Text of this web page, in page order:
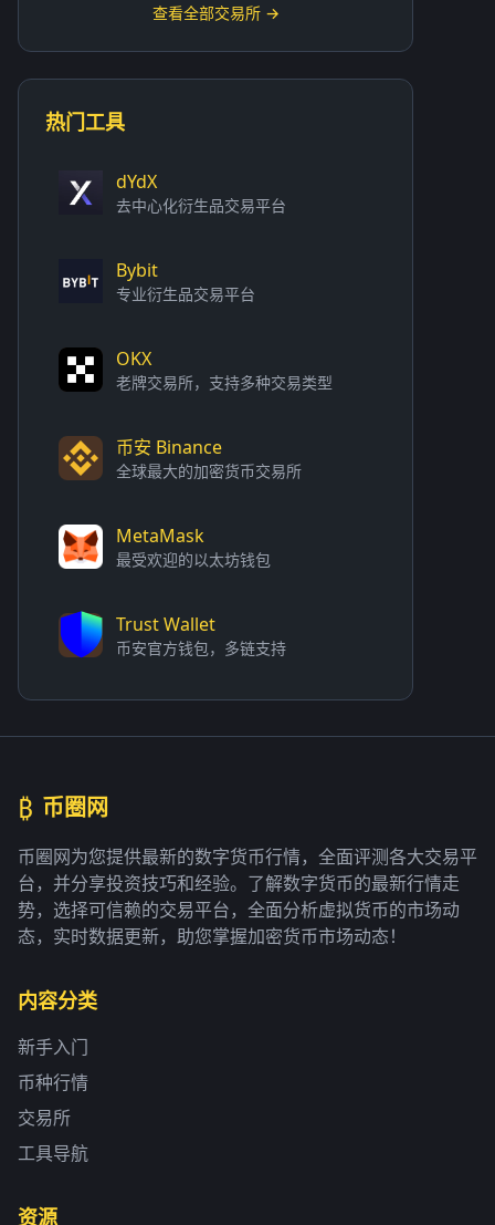
查看全部交易所 →
热门工具
dYdX
去中心化衍生品交易平台
Bybit
专业衍生品交易平台
OKX
老牌交易所，支持多种交易类型
币安 Binance
全球最大的加密货币交易所
MetaMask
最受欢迎的以太坊钱包
Trust Wallet
币安官方钱包，多链支持
₿ 币圈网
币圈网为您提供最新的数字货币行情，全面评测各大交易平
台，并分享投资技巧和经验。了解数字货币的最新行情走
势，选择可信赖的交易平台，全面分析虚拟货币的市场动
态，实时数据更新，助您掌握加密货币市场动态！
内容分类
新手入门
币种行情
交易所
工具导航
资源